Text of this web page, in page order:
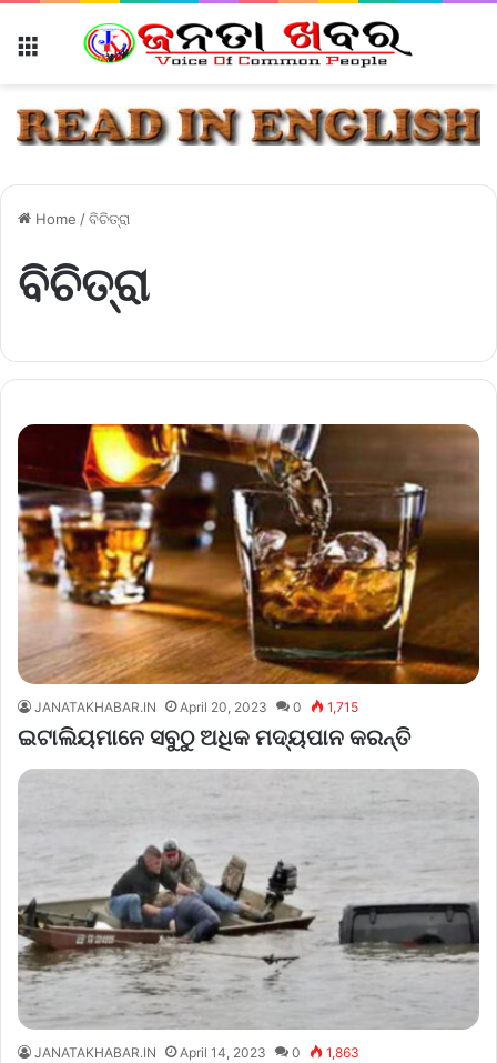
Home /ବିଚିତ୍ରା
ବିଚିତ୍ରା
JANATAKHABAR.IN April 20, 2023 0 1,715
ଇଟାଲିୟମାନେ ସବୁଠୁ ଅଧିକ ମଦ୍ୟପାନ କରନ୍ତି
JANATAKHABAR.IN April 14, 2023 0 1,863